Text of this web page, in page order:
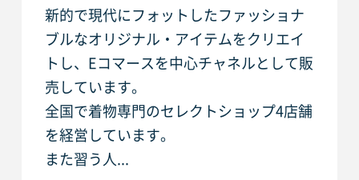
新的で現代にフォットしたファッショナ
ブルなオリジナル・アイテムをクリエイ
トし、Eコマースを中心チャネルとして販
売しています。
全国で着物専門のセレクトショップ4店舗
を経営しています。
また習う人...